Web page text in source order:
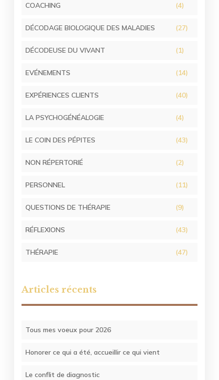
COACHING (4)
DÉCODAGE BIOLOGIQUE DES MALADIES (27)
DÉCODEUSE DU VIVANT (1)
EVÉNEMENTS (14)
EXPÉRIENCES CLIENTS (40)
LA PSYCHOGÉNÉALOGIE (4)
LE COIN DES PÉPITES (43)
NON RÉPERTORIÉ (2)
PERSONNEL (11)
QUESTIONS DE THÉRAPIE (9)
RÉFLEXIONS (43)
THÉRAPIE (47)
Articles récents
Tous mes voeux pour 2026
Honorer ce qui a été, accueillir ce qui vient
Le conflit de diagnostic